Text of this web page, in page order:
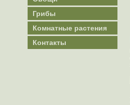
Грибы
Комнатные растения
Контакты